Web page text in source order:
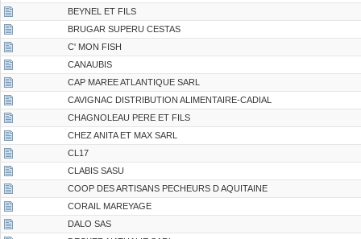
BEYNEL ET FILS
BRUGAR SUPERU CESTAS
C' MON FISH
CANAUBIS
CAP MAREE ATLANTIQUE SARL
CAVIGNAC DISTRIBUTION ALIMENTAIRE-CADIAL
CHAGNOLEAU PERE ET FILS
CHEZ ANITA ET MAX SARL
CL17
CLABIS SASU
COOP DES ARTISANS PECHEURS D AQUITAINE
CORAIL MAREYAGE
DALO SAS